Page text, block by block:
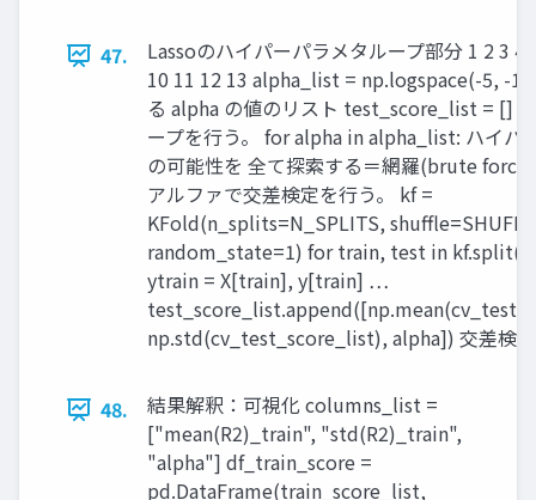
47.
Lassoのハイパーパラメタループ部分 1 2 3 4
10 11 12 13 alpha_list = np.logspace(-5, -1,
る alpha の値のリスト test_score_list = [] #
ープを行う。 for alpha in alpha_list: ハイパ
の可能性を 全て探索する＝網羅(brute
アルファで交差検定を行う。 kf =
KFold(n_splits=N_SPLITS,
random_state=1) for train, test in
ytrain = X[train], y[train] …
np.std(cv_test_score_list), alpha]) 交差検
48.
結果解釈：可視化 columns_list =
["mean(R2)_train", "std(R2)_train",
"alpha"] df_train_score =
pd.DataFrame(train_score_list,